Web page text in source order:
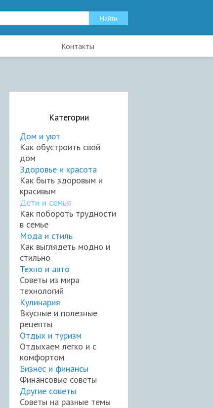
Контакты
Категории
Дом и уют
Как обустроить свой
дом
Здоровье и красота
Как быть здоровым и
красивым
Дети и семья
Как побороть трудности
в семье
Мода и стиль
Как выглядеть модно и
стильно
Техно и авто
Советы из мира
технологий
Кулинария
Вкусные и полезные
рецепты
Отдых и туризм
Отдыхаем легко и с
комфортом
Бизнес и финансы
Финансовые советы
Другие советы
Советы на разные темы